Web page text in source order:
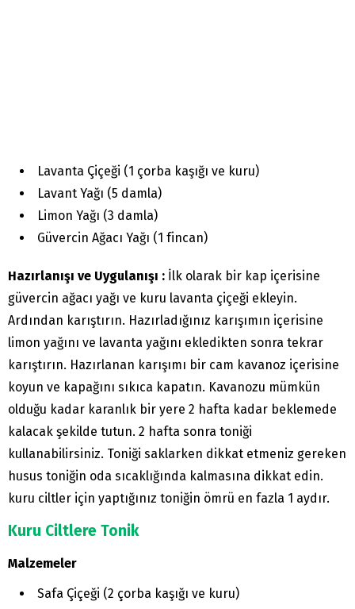
Lavanta Çiçeği (1 çorba kaşığı ve kuru)
Lavant Yağı (5 damla)
Limon Yağı (3 damla)
Güvercin Ağacı Yağı (1 fincan)
Hazırlanışı ve Uygulanışı : İlk olarak bir kap içerisine
güvercin ağacı yağı ve kuru lavanta çiçeği ekleyin.
Ardından karıştırın. Hazırladığınız karışımın içerisine
limon yağını ve lavanta yağını ekledikten sonra tekrar
karıştırın. Hazırlanan karışımı bir cam kavanoz içerisine
koyun ve kapağını sıkıca kapatın. Kavanozu mümkün
olduğu kadar karanlık bir yere 2 hafta kadar beklemede
kalacak şekilde tutun. 2 hafta sonra toniği
kullanabilirsiniz. Toniği saklarken dikkat etmeniz gereken
husus toniğin oda sıcaklığında kalmasına dikkat edin.
kuru ciltler için yaptığınız toniğin ömrü en fazla 1 aydır.
Kuru Ciltlere Tonik
Malzemeler
Safa Çiçeği (2 çorba kaşığı ve kuru)